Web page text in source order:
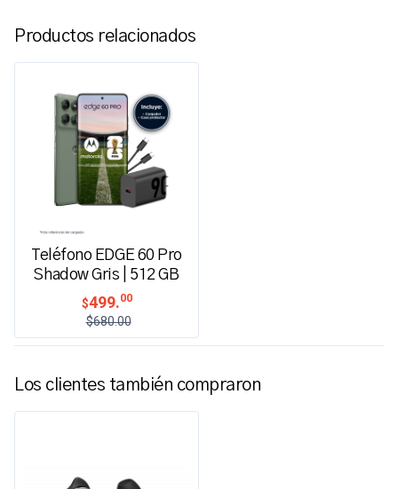
Productos relacionados
Teléfono EDGE 60 Pro
Shadow Gris | 512 GB
$499.00
$680.00
Los clientes también compraron